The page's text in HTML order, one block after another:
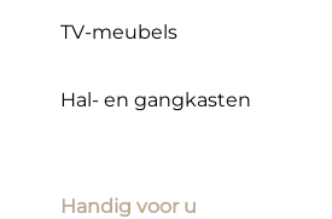
TV-meubels
Hal- en gangkasten
Handig voor u